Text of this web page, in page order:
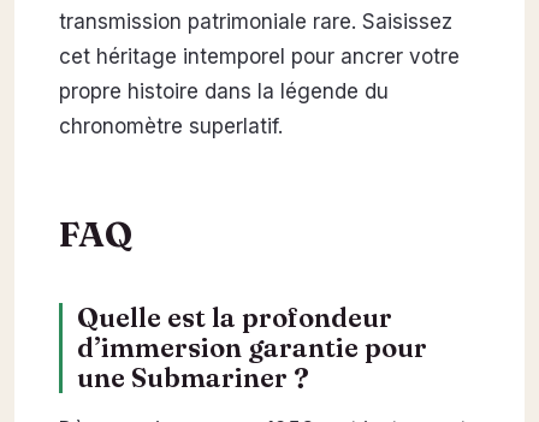
transmission patrimoniale rare. Saisissez
cet héritage intemporel pour ancrer votre
propre histoire dans la légende du
chronomètre superlatif.
FAQ
Quelle est la profondeur
d’immersion garantie pour
une Submariner ?